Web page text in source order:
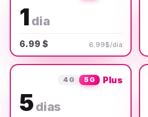
1 dia
6.99 $ 6.99$/dia
4G 5G Plus
5 dias